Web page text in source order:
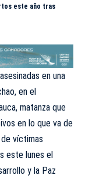
este año tras
en una
en el
matanza que
en lo que va de
víctimas
este lunes el
y la Paz